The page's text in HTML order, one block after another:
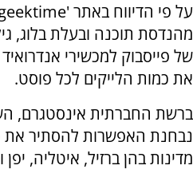
מהנדסת תוכנה ובעלת בלוג,
של פייסבוק למכשירי
את כמות הלייקים לכל פוסט.
ברשת החברתית אינסטגרם,
מדינות בהן ברזיל, איטליה, יפן